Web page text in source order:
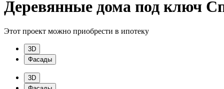
Деревянные дома под ключ
Этот проект можно приобрести в ипотеку
3D
Фасады
3D